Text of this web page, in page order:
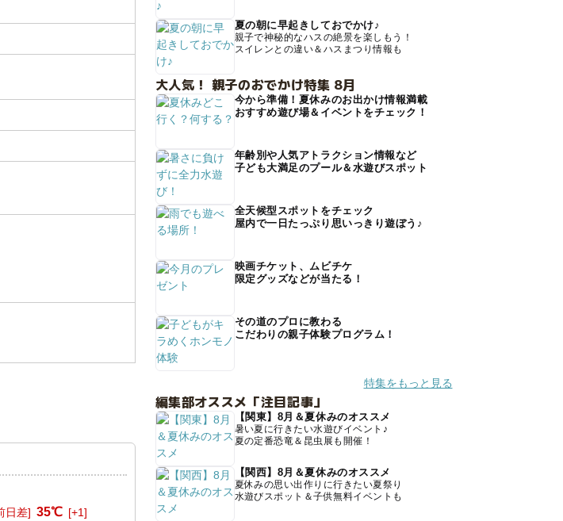
日差] 35℃ [+1]
夏の朝に早起きしておでかけ♪
親子で神秘的なハスの絶景を楽しもう！
スイレンとの違い＆ハスまつり情報も
大人気！ 親子のおでかけ特集 8月
今から準備！夏休みのお出かけ情報満載
おすすめ遊び場＆イベントをチェック！
年齢別や人気アトラクション情報など
子ども大満足のプール＆水遊びスポット
全天候型スポットをチェック
屋内で一日たっぷり思いっきり遊ぼう♪
映画チケット、ムビチケ
限定グッズなどが当たる！
その道のプロに教わる
こだわりの親子体験プログラム！
特集をもっと見る
編集部オススメ「注目記事」
【関東】8月＆夏休みのオススメ
暑い夏に行きたい水遊びイベント♪
夏の定番恐竜＆昆虫展も開催！
【関西】8月＆夏休みのオススメ
夏休みの思い出作りに行きたい夏祭り
水遊びスポット＆子供無料イベントも